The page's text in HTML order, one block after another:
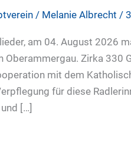
/ Melanie Albrecht /
am 04. August 2026
Oberammergau. Zirka 330
mit dem
für diese
[…]